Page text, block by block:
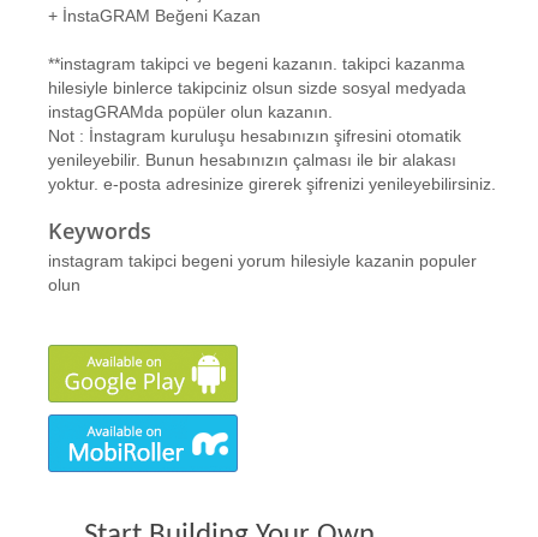
+ İnstaGRAM Beğeni Kazan
**instagram takipci ve begeni kazanın. takipci kazanma
hilesiyle binlerce takipciniz olsun sizde sosyal medyada
instagGRAMda popüler olun kazanın.
Not : İnstagram kuruluşu hesabınızın şifresini otomatik
yenileyebilir. Bunun hesabınızın çalması ile bir alakası
yoktur. e-posta adresinize girerek şifrenizi yenileyebilirsiniz.
Keywords
instagram takipci begeni yorum hilesiyle kazanin populer
olun